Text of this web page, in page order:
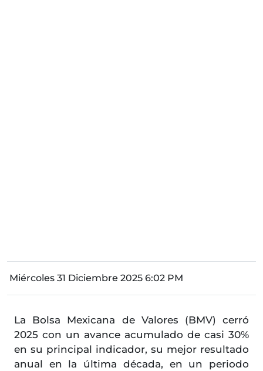
Miércoles 31 Diciembre 2025 6:02 PM
La Bolsa Mexicana de Valores (BMV) cerró
2025 con un avance acumulado de casi 30%
en su principal indicador, su mejor resultado
anual en la última década, en un periodo